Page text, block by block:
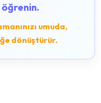
umuda,
dönüştürür.